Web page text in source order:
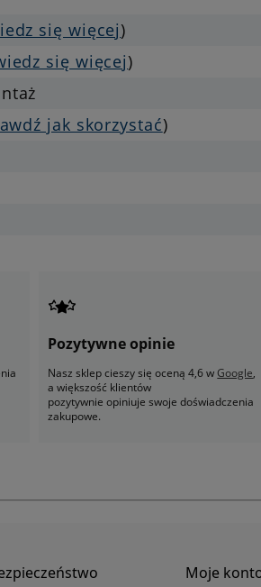
się więcej)
się więcej)
jak skorzystać)
Pozytywne opinie
Nasz sklep cieszy się oceną 4,6 wGoogle,
a większość klientów
pozytywnie opiniuje swoje doświadczenia
zakupowe.
Moje